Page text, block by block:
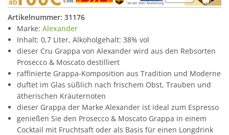
Artikelnummer: 31176
Marke: Alexander
Inhalt: 0,7 Liter, Alkoholgehalt: 38% vol
dieser Cru Grappa von Alexander wird aus den Rebsorten
Prosecco & Moscato destilliert
raffinierte Grappa-Komposition aus Tradition und Moderne
duftet im Glas süßlich nach frischem Obst, Trauben und
ätherischen Kräuternoten
dieser Grappa der Marke Alexander ist ideal zum Espresso
genießen Sie den Prosecco & Moscato Grappa in einem
Cocktail mit Fruchtsaft oder als Basis für einen Longdrink